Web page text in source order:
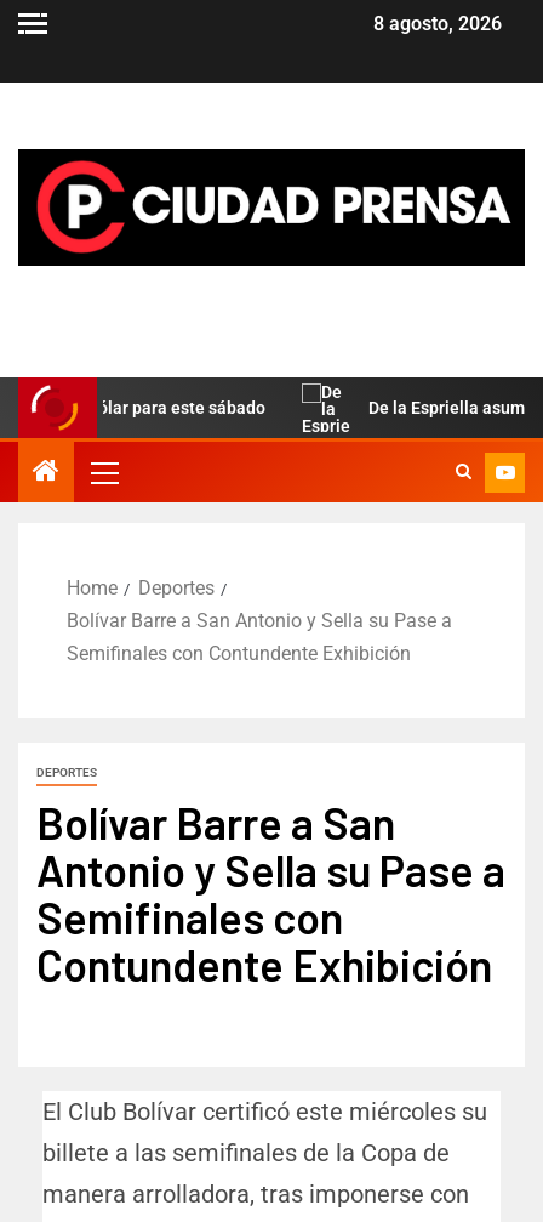
8 agosto, 2026
del dólar para este sábado De la Espriella asume en
Home
Deportes
Bolívar Barre a San Antonio y Sella su Pase a
Semifinales con Contundente Exhibición
DEPORTES
Bolívar Barre a San
Antonio y Sella su Pase a
Semifinales con
Contundente Exhibición
El Club Bolívar certificó este miércoles su
billete a las semifinales de la Copa de
manera arrolladora, tras imponerse con